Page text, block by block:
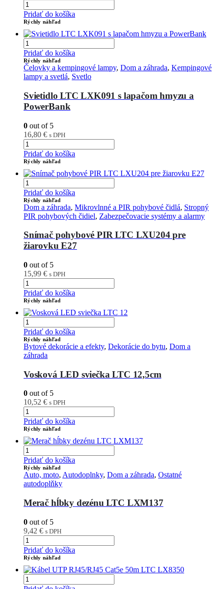
Pridať do košíka
Rýchly náhľad
Pridať do košíka
Rýchly náhľad
Čelovky a kempingové lampy, Dom a záhrada, Kempingové
lampy a svetlá, Svetlo
Svietidlo LTC LXK091 s lapačom hmyzu a
PowerBank
0 out of 5
16,80 € s DPH
Pridať do košíka
Rýchly náhľad
Pridať do košíka
Rýchly náhľad
Dom a záhrada, Mikrovlnné a PIR pohybové čidlá, Stropný
PIR pohybových čidiel, Zabezpečovacie systémy a alarmy
Snímač pohybové PIR LTC LXU204 pre
žiarovku E27
0 out of 5
15,99 € s DPH
Pridať do košíka
Rýchly náhľad
Pridať do košíka
Rýchly náhľad
Bytové dekorácie a efekty, Dekorácie do bytu, Dom a
záhrada
Vosková LED sviečka LTC 12,5cm
0 out of 5
10,52 € s DPH
Pridať do košíka
Rýchly náhľad
Pridať do košíka
Rýchly náhľad
Auto, moto, Autodoplnky, Dom a záhrada, Ostatné
autodoplňky
Merač hĺbky dezénu LTC LXM137
0 out of 5
9,42 € s DPH
Pridať do košíka
Rýchly náhľad